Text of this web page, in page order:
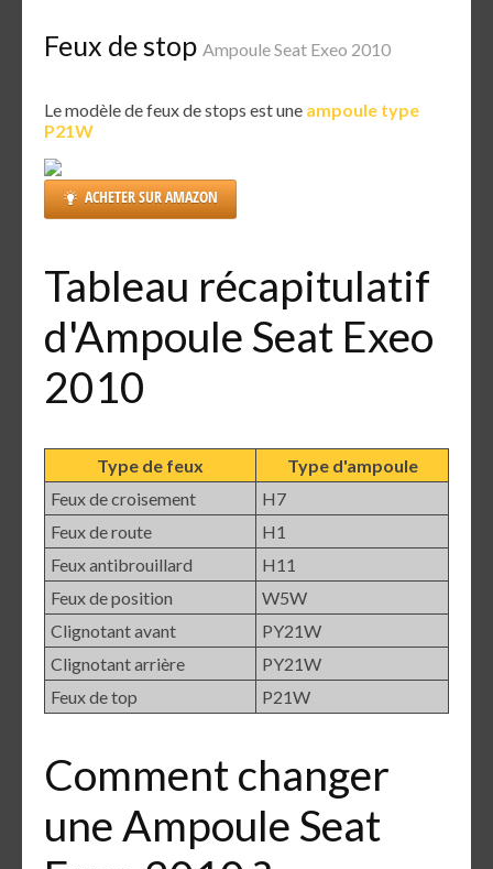
Feux de stop Ampoule Seat Exeo 2010
Le modèle de feux de stops est une ampoule type
P21W
ACHETER SUR AMAZON
Tableau récapitulatif
d'Ampoule Seat Exeo
2010
Type de feux
Type d'ampoule
Feux de croisement
H7
Feux de route
H1
Feux antibrouillard
H11
Feux de position
W5W
Clignotant avant
PY21W
Clignotant arrière
PY21W
Feux de top
P21W
Comment changer
une Ampoule Seat